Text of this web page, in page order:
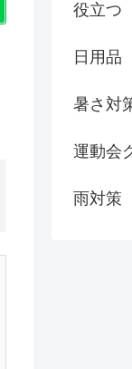
役立つ
日用品
暑さ対
運動会
雨対策